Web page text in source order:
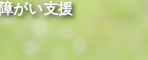
障がい支援